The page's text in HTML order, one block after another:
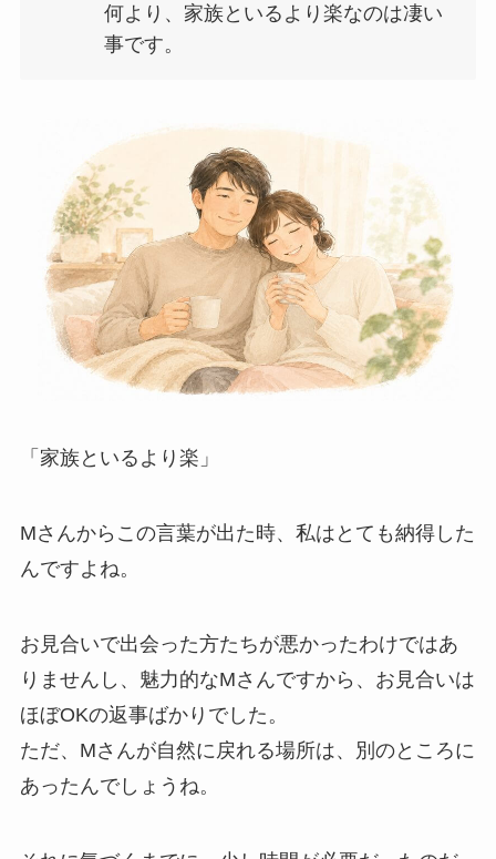
何より、家族といるより楽なのは凄い
事です。
「家族といるより楽」
Mさんからこの言葉が出た時、私はとても納得した
んですよね。
お見合いで出会った方たちが悪かったわけではあ
りませんし、魅力的なMさんですから、お見合いは
ほぼOKの返事ばかりでした。
ただ、Mさんが自然に戻れる場所は、別のところに
あったんでしょうね。